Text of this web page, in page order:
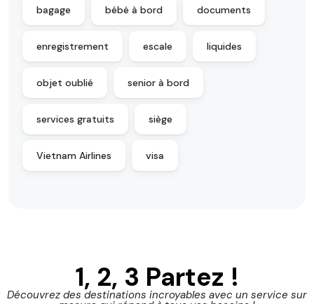
bagage bébé à bord documents
enregistrement escale liquides
objet oublié senior à bord
services gratuits siège
Vietnam Airlines visa
1, 2, 3 Partez !
Découvrez des destinations incroyables avec un service sur